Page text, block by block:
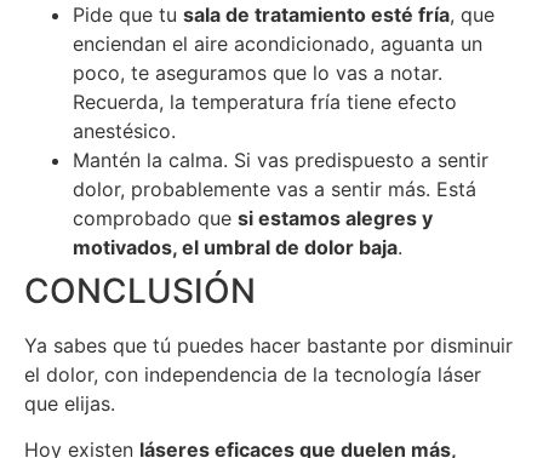
Pide que tu sala de tratamiento esté fría, que
enciendan el aire acondicionado, aguanta un
poco, te aseguramos que lo vas a notar.
Recuerda, la temperatura fría tiene efecto
anestésico.
Mantén la calma. Si vas predispuesto a sentir
dolor, probablemente vas a sentir más. Está
comprobado que si estamos alegres y
motivados, el umbral de dolor baja.
CONCLUSIÓN
Ya sabes que tú puedes hacer bastante por disminuir
el dolor, con independencia de la tecnología láser
que elijas.
Hoy existen láseres eficaces que duelen más,